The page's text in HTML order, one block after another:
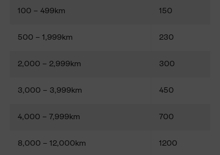
100 – 499km 150
500 – 1,999km 230
2,000 – 2,999km 300
3,000 – 3,999km 450
4,000 – 7,999km 700
8,000 – 12,000km 1200